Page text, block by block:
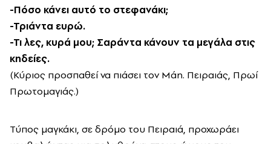
-Πόσο κάνει αυτό το στεφανάκι;
-Τριάντα ευρώ.
-Τι λες, κυρά μου; Σαράντα κάνουν τα μεγάλα στις
κηδείες.
(Κύριος προσπαθεί να πιάσει τον Μάη. Πειραιάς, Πρωί
Πρωτομαγιάς.)
Τύπος μαγκάκι, σε δρόμο του Πειραιά, προχωράει